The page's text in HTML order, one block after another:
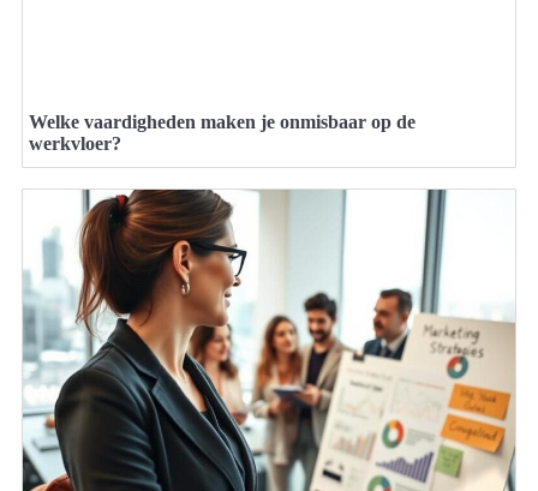
Welke vaardigheden maken je onmisbaar op de
werkvloer?